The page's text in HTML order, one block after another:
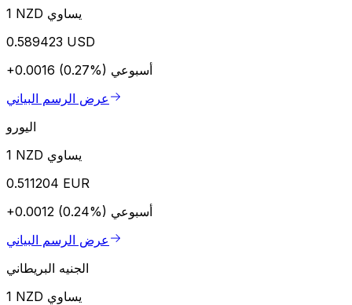
1 NZD يساوي
0.589423 USD
+0.0016 (0.27%) أسبوعي
عرض الرسم البياني
اليورو
1 NZD يساوي
0.511204 EUR
+0.0012 (0.24%) أسبوعي
عرض الرسم البياني
الجنيه البريطاني
1 NZD يساوي